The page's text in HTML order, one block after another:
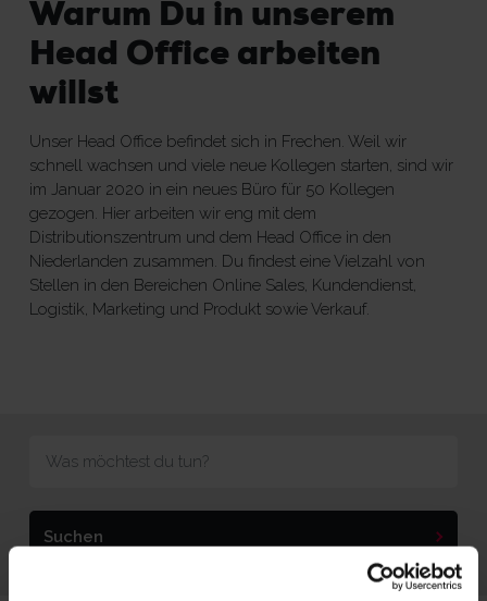
Warum Du in unserem
Head Office arbeiten
willst
Unser Head Office befindet sich in Frechen. Weil wir
schnell wachsen und viele neue Kollegen starten, sind wir
im Januar 2020 in ein neues Büro für 50 Kollegen
gezogen. Hier arbeiten wir eng mit dem
Distributionszentrum und dem Head Office in den
Niederlanden zusammen. Du findest eine Vielzahl von
Stellen in den Bereichen Online Sales, Kundendienst,
Logistik, Marketing und Produkt sowie Verkauf.
Suchen